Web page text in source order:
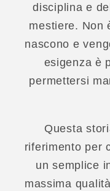
disciplina e
mestiere. Non
nascono e
esigenza è
permettersi
Questa
riferimento per
un semplice
massima